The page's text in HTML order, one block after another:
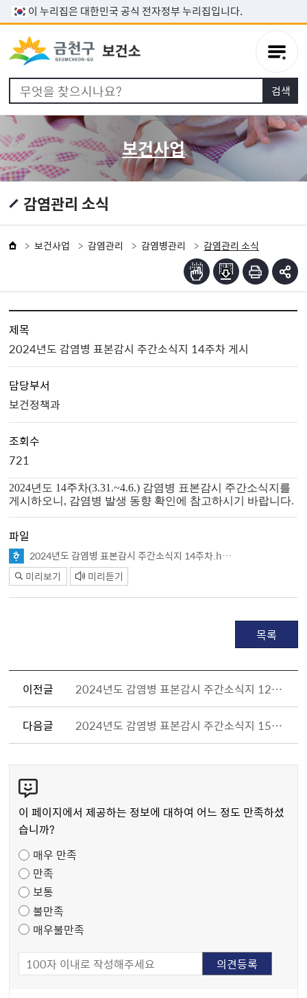
본문 바로가기
이 누리집은 대한민국 공식 전자정부 누리집입니다.
보건사업
감염관리 소식
보건사업 감염관리 감염병관리 감염관리 소식
제목
2024년도 감염병 표본감시 주간소식지 14주차 게시
담당부서
보건정책과
조회수
721
2024년도 14주차(3.31.~4.6.) 감염병 표본감시 주간소식지를
게시하오니, 감염병 발생 동향 확인에 참고하시기 바랍니다.
파일
2024년도 감염병 표본감시 주간소식지 14주차.hwp
미리보기 미리듣기
목록
이전글 2024년도 감염병 표본감시 주간소식지 12주차 게시
다음글 2024년도 감염병 표본감시 주간소식지 15주차 게시
텐
츠
만
도
조
사
이 페이지에서 제공하는 정보에 대하여 어느 정도 만족하셨
습니까?
매우 만족
만족
보통
불만족
매우불만족